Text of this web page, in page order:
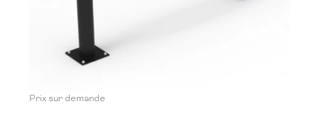
Prix sur demande